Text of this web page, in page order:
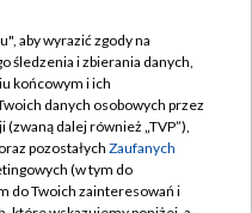
TVP
aby wyrazić zgody na
śledzenia i zbierania danych,
końcowym i ich
danych osobowych przez
(zwaną dalej również „TVP”),
oraz pozostałych Zaufanych
(w tym do
do Twoich zainteresowań i